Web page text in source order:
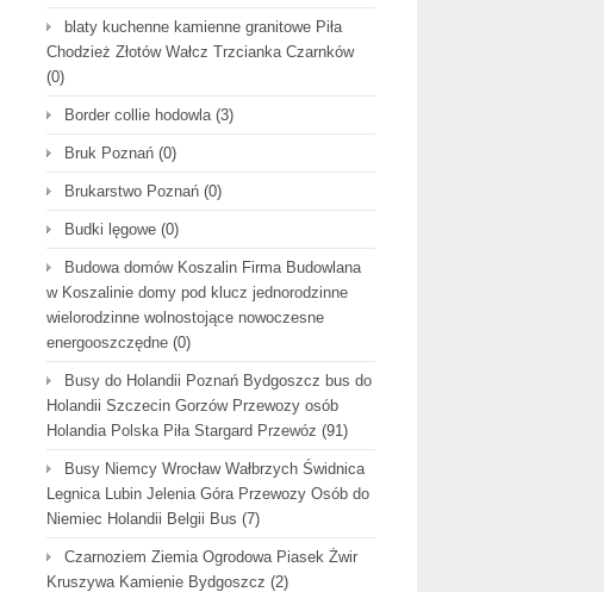
blaty kuchenne kamienne granitowe Piła
Chodzież Złotów Wałcz Trzcianka Czarnków
(0)
Border collie hodowla(3)
Bruk Poznań (0)
Brukarstwo Poznań (0)
Budki lęgowe (0)
Budowa domów Koszalin Firma Budowlana
w Koszalinie domy pod klucz jednorodzinne
wielorodzinne wolnostojące nowoczesne
energooszczędne (0)
Busy do Holandii Poznań Bydgoszcz bus do
Holandii Szczecin Gorzów Przewozy osób
Holandia Polska Piła Stargard Przewóz (91)
Busy Niemcy Wrocław Wałbrzych Świdnica
Legnica Lubin Jelenia Góra Przewozy Osób do
Niemiec Holandii Belgii Bus (7)
Czarnoziem Ziemia Ogrodowa Piasek Żwir
Kruszywa Kamienie Bydgoszcz (2)